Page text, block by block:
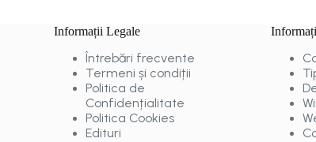
Informații Legale
Întrebări frecvente
Termeni și condiții
Politica de
Confidențialitate
Politica Cookies
Edituri